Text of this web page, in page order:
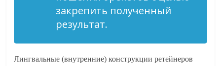
закрепить полученный
результат.
Лингвальные (внутренние) конструкции ретейнеров